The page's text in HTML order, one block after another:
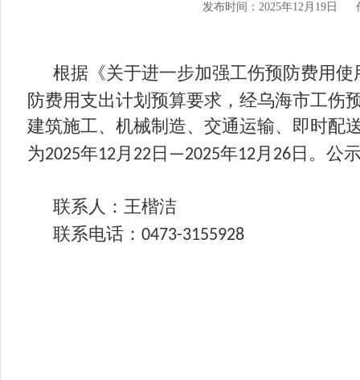
发布时间：2025年12月19日
根据《关于进一步加强工伤预防费用使
防费用支出计划预算要求，经乌海市工伤
建筑施工、机械制造、交通运输、即时配
为2025年12月 22日 —2025年12月 26日。公
联系人：王楷洁
联系电话： 0473-3155928